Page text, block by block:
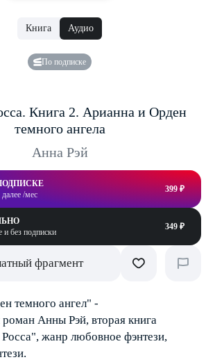
Книга Аудио
По подписке
Книга 2. Арианна и Орден
темного ангела
Анна Рэй
/мес
399 ₽
и без подписки
349 ₽
фрагмент
темного ангел" -
роман Анны Рэй, вторая книга
жанр любовное фэнтези,